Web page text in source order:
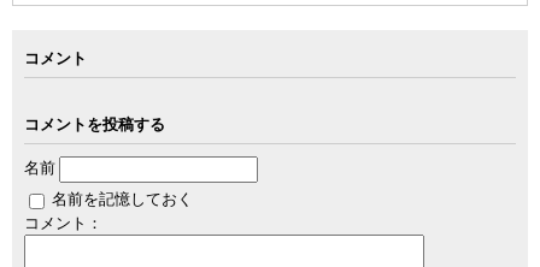
コメント
コメントを投稿する
名前
名前を記憶しておく
コメント：